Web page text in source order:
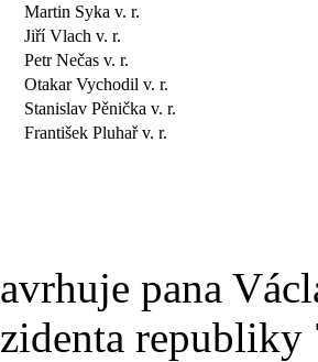
Martin Syka v. r.
Jiří Vlach v. r.
Petr Nečas v. r.
Otakar Vychodil v. r.
Stanislav Pěnička v. r.
František Pluhař v. r.
pana
republiky